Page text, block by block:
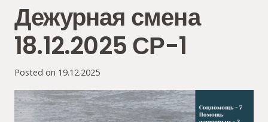
Дежурная смена
18.12.2025 СР-1
Posted on 19.12.2025